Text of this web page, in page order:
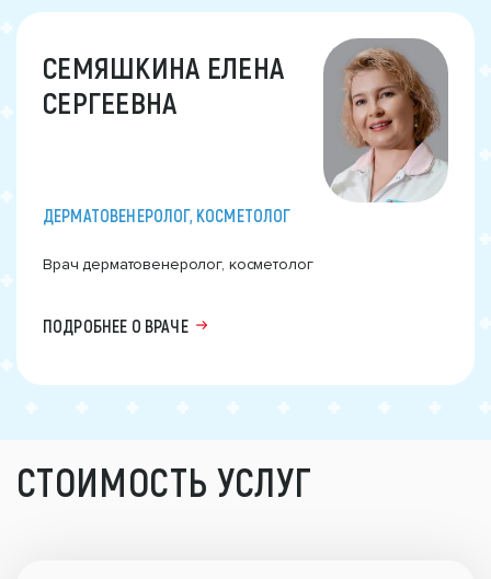
СЕМЯШКИНА ЕЛЕНА
СЕРГЕЕВНА
ДЕРМАТОВЕНЕРОЛОГ, КОСМЕТОЛОГ
Врач дерматовенеролог, косметолог
ПОДРОБНЕЕ О ВРАЧЕ
СТОИМОСТЬ УСЛУГ